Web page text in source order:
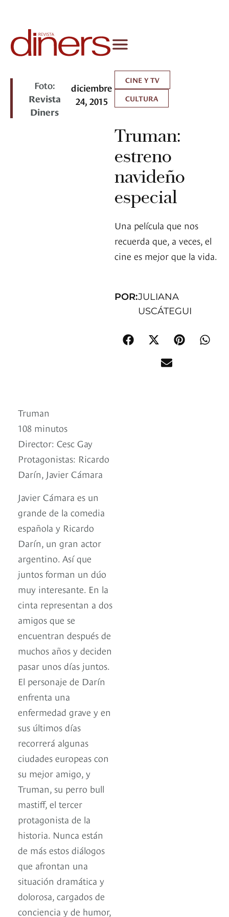
Foto:
Revista
Diners
diciembre
24, 2015
CINE Y TV
CULTURA
Truman:
estreno
navideño
especial
Una película que nos
recuerda que, a veces, el
cine es mejor que la vida.
POR:JULIANA
USCÁTEGUI
Truman
108 minutos
Director: Cesc Gay
Protagonistas: Ricardo
Darín, Javier Cámara
Javier Cámara es un
grande de la comedia
española y Ricardo
Darín, un gran actor
argentino. Así que
juntos forman un dúo
muy interesante. En la
cinta representan a dos
amigos que se
encuentran después de
muchos años y deciden
pasar unos días juntos.
El personaje de Darín
enfrenta una
enfermedad grave y en
sus últimos días
recorrerá algunas
ciudades europeas con
su mejor amigo, y
Truman, su perro bull
mastiff, el tercer
protagonista de la
historia. Nunca están
de más estos diálogos
que afrontan una
situación dramática y
dolorosa, cargados de
conciencia y de humor,